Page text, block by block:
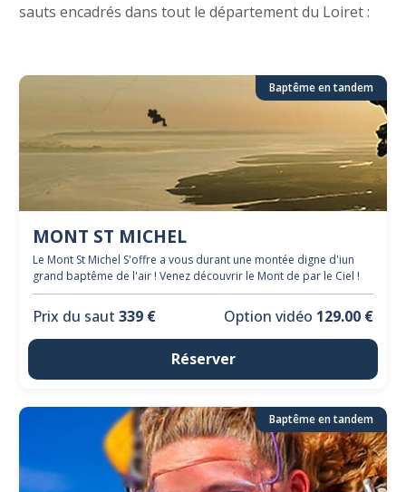
sauts encadrés dans tout le département du Loiret :
Baptême en tandem
MONT ST MICHEL
Le Mont St Michel S'offre a vous durant une montée digne d'iun
grand baptême de l'air ! Venez découvrir le Mont de par le Ciel !
Prix du saut 339 € Option vidéo 129.00 €
Réserver
Baptême en tandem